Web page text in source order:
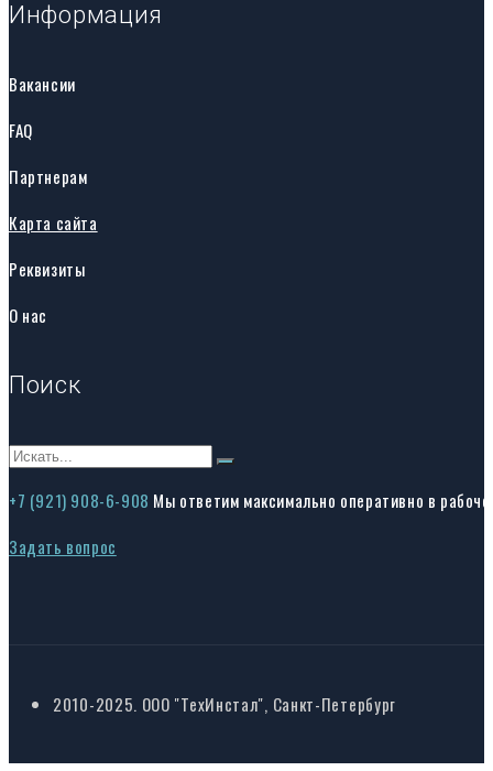
Информация
Вакансии
FAQ
Партнерам
Карта сайта
Реквизиты
О нас
Поиск
+7 (921) 908-6-908 Мы ответим максимально оперативно в
Задать вопрос
2010-2025. ООО "ТехИнстал", Санкт-Петербург